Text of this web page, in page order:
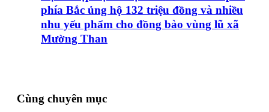
phía Bắc ủng hộ 132 triệu đồng và nhiều
nhu yếu phẩm cho đồng bào vùng lũ xã
Mường Than
Cùng chuyên mục